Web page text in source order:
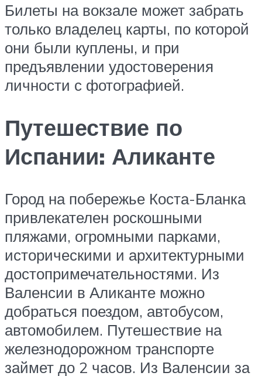
Билеты на вокзале может забрать
только владелец карты, по которой
они были куплены, и при
предъявлении удостоверения
личности с фотографией.
Путешествие по
Испании: Аликанте
Город на побережье Коста-Бланка
привлекателен роскошными
пляжами, огромными парками,
историческими и архитектурными
достопримечательностями. Из
Валенсии в Аликанте можно
добраться поездом, автобусом,
автомобилем. Путешествие на
железнодорожном транспорте
займет до 2 часов. Из Валенсии за